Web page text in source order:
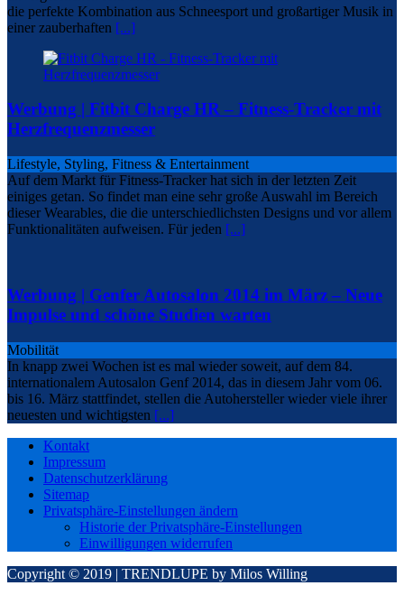
die perfekte Kombination aus Schneesport und großartiger Musik in
einer zauberhaften [...]
Werbung | Fitbit Charge HR – Fitness-Tracker mit
Herzfrequenzmesser
Lifestyle, Styling, Fitness & Entertainment
Auf dem Markt für Fitness-Tracker hat sich in der letzten Zeit
einiges getan. So findet man eine sehr große Auswahl im Bereich
dieser Wearables, die die unterschiedlichsten Designs und vor allem
Funktionalitäten aufweisen. Für jeden [...]
Werbung | Genfer Autosalon 2014 im März – Neue
Impulse und schöne Studien warten
Mobilität
In knapp zwei Wochen ist es mal wieder soweit, auf dem 84.
internationalem Autosalon Genf 2014, das in diesem Jahr vom 06.
bis 16. März stattfindet, stellen die Autohersteller wieder viele ihrer
neuesten und wichtigsten [...]
Kontakt
Impressum
Datenschutzerklärung
Sitemap
Privatsphäre-Einstellungen ändern
Historie der Privatsphäre-Einstellungen
Einwilligungen widerrufen
Copyright © 2019 | TRENDLUPE by Milos Willing